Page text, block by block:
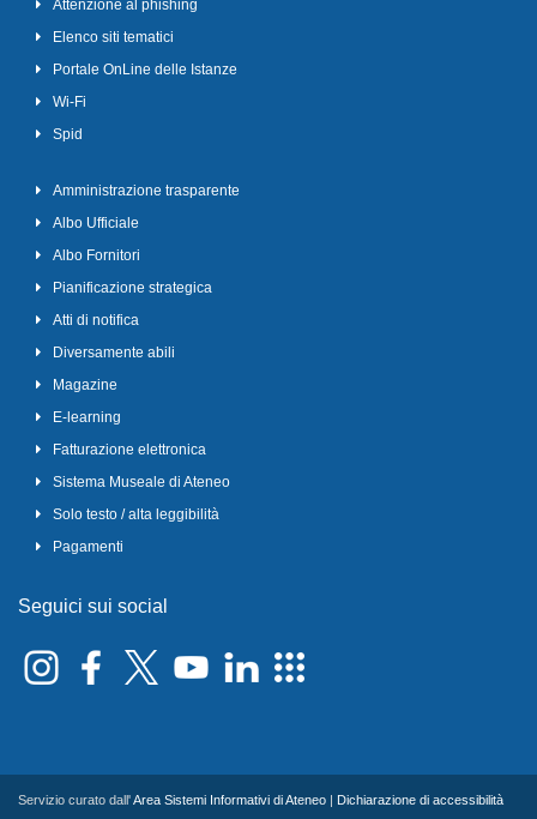
Attenzione al phishing
Elenco siti tematici
Portale OnLine delle Istanze
Wi-Fi
Spid
Amministrazione trasparente
Albo Ufficiale
Albo Fornitori
Pianificazione strategica
Atti di notifica
Diversamente abili
Magazine
E-learning
Fatturazione elettronica
Sistema Museale di Ateneo
Solo testo / alta leggibilità
Pagamenti
Seguici sui social
Servizio curato dall'Area Sistemi Informativi di Ateneo Dichiarazione di accessibilità